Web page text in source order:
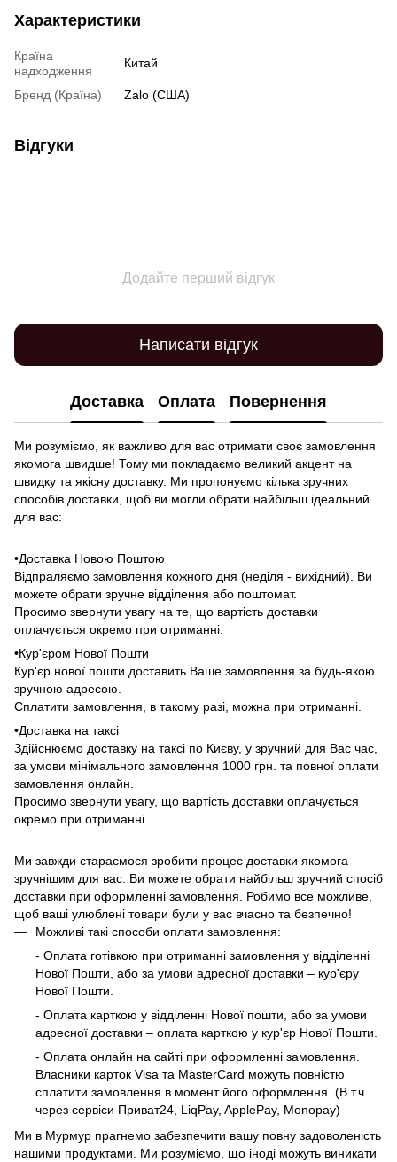
Характеристики
Країна
надходження
Китай
Бренд (Країна) Zalo (США)
Відгуки
Додайте перший відгук
Написати відгук
Доставка Оплата Повернення
Ми розуміємо, як важливо для вас отримати своє замовлення
якомога швидше! Тому ми покладаємо великий акцент на
швидку та якісну доставку. Ми пропонуємо кілька зручних
способів доставки, щоб ви могли обрати найбільш ідеальний
для вас:
•Доставка Новою Поштою
Відпраляємо замовлення кожного дня (неділя - вихідний). Ви
можете обрати зручне відділення або поштомат.
Просимо звернути увагу на те, що вартість доставки
оплачується окремо при отриманні.
•Кур'єром Нової Пошти
Кур'єр нової пошти доставить Ваше замовлення за будь-якою
зручною адресою.
Сплатити замовлення, в такому разі, можна при отриманні.
•Доставка на таксі
Здійснюємо доставку на таксі по Києву, у зручний для Вас час,
за умови мінімального замовлення 1000 грн. та повної оплати
замовлення онлайн.
Просимо звернути увагу, що вартість доставки оплачується
окремо при отриманні.
Ми завжди стараємося зробити процес доставки якомога
зручнішим для вас. Ви можете обрати найбільш зручний спосіб
доставки при оформленні замовлення. Робимо все можливе,
щоб ваші улюблені товари були у вас вчасно та безпечно!
Можливі такі способи оплати замовлення:
- Оплата готівкою при отриманні замовлення у відділенні
Нової Пошти, або за умови адресної доставки – кур'єру
Нової Пошти.
- Оплата карткою у відділенні Нової пошти, або за умови
адресної доставки – оплата карткою у кур'єр Нової Пошти.
- Оплата онлайн на сайті при оформленні замовлення.
Власники карток Visa та MasterCard можуть повністю
сплатити замовлення в момент його оформлення. (В т.ч
через сервіси Приват24, LiqPay, ApplePay, Monopay)
Ми в Мурмур прагнемо забезпечити вашу повну задоволеність
нашими продуктами. Ми розуміємо, що іноді можуть виникати